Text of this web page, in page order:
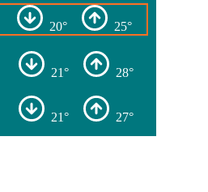
20° 25°
21° 28°
21° 27°